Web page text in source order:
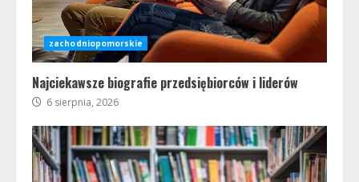
zachodniopomorskie
Najciekawsze biografie przedsiębiorców i liderów
6 sierpnia, 2026